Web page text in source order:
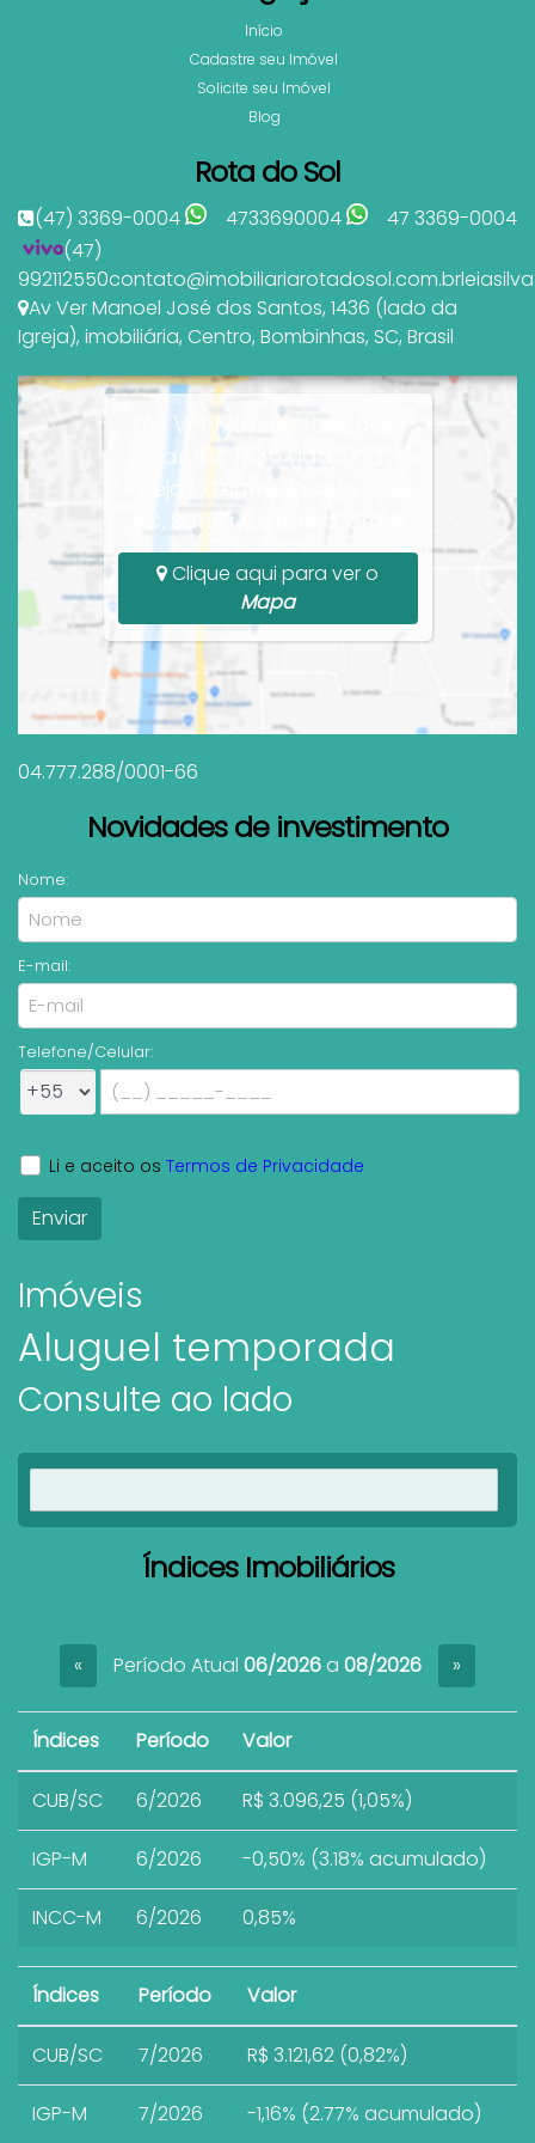
Início
Cadastre seu Imóvel
Solicite seu Imóvel
Blog
Rota do Sol
(47) 3369-0004 4733690004
47 3369-0004
(47)
992112550contato@imobiliariarotadosol.com.br
Av Ver Manoel José dos Santos, 1436 (lado da
Igreja), imobiliária, Centro, Bombinhas, SC, Brasil
Av Ver Manoel José dos
Santos, 1436 (lado da
Igreja), Centro, Bombinhas,
SC, Santa Catarina, Brasil
Clique aqui para ver o
Mapa
04.777.288/0001-66
Novidades de investimento
Nome:
E-mail:
Telefone/Celular:
Li e aceito os Termos de Privacidade
Imóveis
Aluguel temporada
Consulte ao lado
Índices Imobiliários
« Período Atual 06/2026a 08/2026 »
Índices Período Valor
CUB/SC 6/2026 R$ 3.096,25 (1,05%)
IGP-M 6/2026 -0,50% (3.18% acumulado)
INCC-M 6/2026 0,85%
Índices Período Valor
CUB/SC 7/2026 R$ 3.121,62 (0,82%)
IGP-M 7/2026 -1,16% (2.77% acumulado)